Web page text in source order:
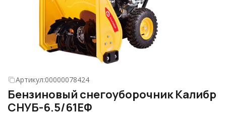
Артикул:00000078424
Бензиновый снегоуборочник Калибр
СНУБ-6.5/61EФ